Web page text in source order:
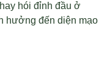
hói đỉnh đầu ở
hưởng đến diện mạo